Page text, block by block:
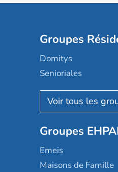
Groupes
Domitys
Senioriales
Nohée
Les Résidentiels
Mobicap
Domusvi
Happy Senior
Groupes
Emeis
Maisons de Famille